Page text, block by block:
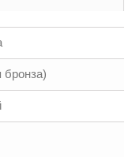
бронза)